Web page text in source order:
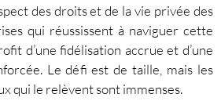
des droits et de la vie privée des
qui réussissent à naviguer cette
d’une fidélisation accrue et d’une
Le défi est de taille, mais les
qui le relèvent sont immenses.